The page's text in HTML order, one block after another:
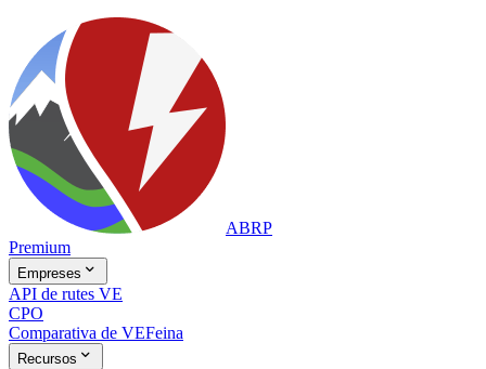
ABRP
Premium
Empreses 
API de rutes VE
CPO
Comparativa de VEFeina
Recursos 